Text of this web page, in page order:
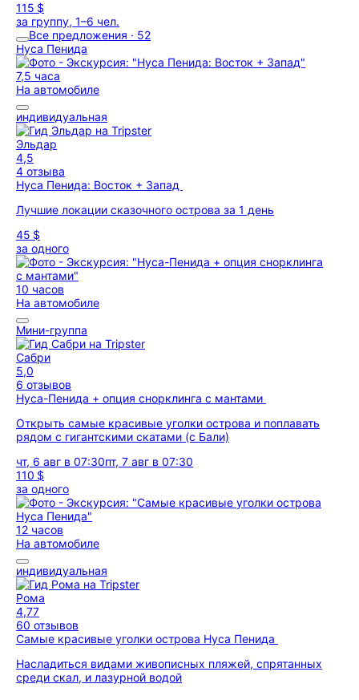
115 $
за группу, 1–6 чел.
Все предложения · 52
Нуса Пенида
7,5 часа
На автомобиле
индивидуальная
Эльдар
4,5
4 отзыва
Нуса Пенида: Восток + Запад
Лучшие локации сказочного острова за 1 день
45 $
за одного
10 часов
На автомобиле
Мини-группа
Сабри
5,0
6 отзывов
Нуса-Пенида + опция снорклинга с мантами
Открыть самые красивые уголки острова и поплавать
рядом с гигантскими скатами (с Бали)
чт, 6 авг в 07:30пт, 7 авг в 07:30
110 $
за одного
12 часов
На автомобиле
индивидуальная
Рома
4,77
60 отзывов
Самые красивые уголки острова Нуса Пенида
Насладиться видами живописных пляжей, спрятанных
среди скал, и лазурной водой